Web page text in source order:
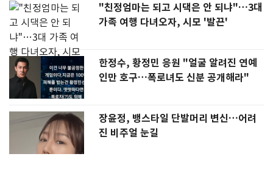
"친정엄마는 되고 시댁은 안 되냐"…3대
가족 여행 다녀오자, 시모 '발끈'
한정수, 황정민 응원 "얼굴 알려진 연예
인만 호구…폭로녀도 신분 공개해라"
장윤정, 뱅스타일 단발머리 변신…어려
진 비주얼 눈길